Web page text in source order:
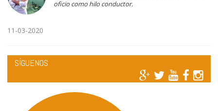
oficio como hilo conductor.
11-03-2020
SÍGUENOS